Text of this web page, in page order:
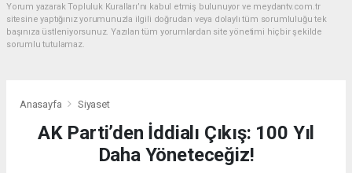
Yorum yazarak Topluluk Kuralları’nı kabul etmiş bulunuyor ve meydantv.com.tr
sitesine yaptığınız yorumunuzla ilgili doğrudan veya dolaylı tüm sorumluluğu tek
başınıza üstleniyorsunuz. Yazılan tüm yorumlardan site yönetimi hiçbir şekilde
sorumlu tutulamaz.
Anasayfa Siyaset
AK Parti’den İddialı Çıkış: 100 Yıl
Daha Yöneteceğiz!